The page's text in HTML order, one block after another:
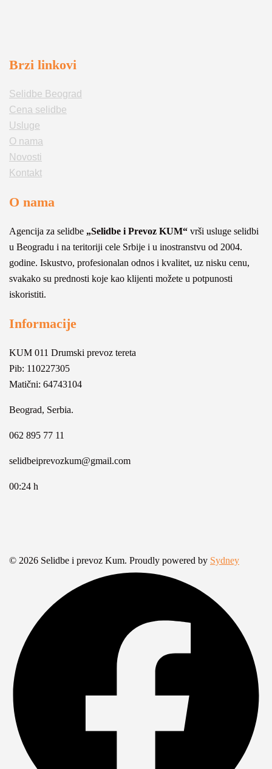
Brzi linkovi
Selidbe Beograd
Cena selidbe
Usluge
O nama
Novosti
Kontakt
O nama
Agencija za selidbe „Selidbe i Prevoz KUM“ vrši usluge selidbi
u Beogradu i na teritoriji cele Srbije i u inostranstvu od 2004.
godine. Iskustvo, profesionalan odnos i kvalitet, uz nisku cenu,
svakako su prednosti koje kao klijenti možete u potpunosti
iskoristiti.
Informacije
KUM 011 Drumski prevoz tereta
Pib: 110227305
Matični: 64743104
Beograd, Serbia.
062 895 77 11
selidbeiprevozkum@gmail.com
00:24 h
© 2026 Selidbe i prevoz Kum. Proudly powered by Sydney